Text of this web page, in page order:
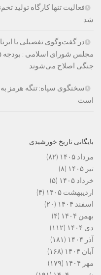
فعالیت تنها کارگاه
شد
در گفت‌وگوی تفصیلی با
جنگی اصلاح می‌شوند
سخنگوی سپاه: تنگه هرمز به
است
بایگانی تاریخ خورشیدی
مرداد ۱۴۰۵
(۸۲)
تیر ۱۴۰۵
(۸)
خرداد ۱۴۰۵
(۵)
اردیبهشت ۱۴۰۵
(۴)
اسفند ۱۴۰۴
(۲۰)
بهمن ۱۴۰۴
(۴)
دی ۱۴۰۴
(۱۱۲)
آذر ۱۴۰۴
(۱۸۱)
آبان ۱۴۰۴
(۱۶۸)
مهر ۱۴۰۴
(۱۷۹)